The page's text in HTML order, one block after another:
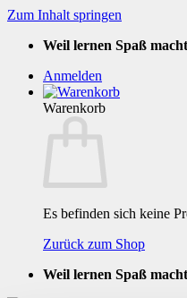
Zum Inhalt springen
Weil lernen Spaß
Anmelden
Warenkorb
Es befinden sich keine
Zurück zum Shop
Weil lernen Spaß